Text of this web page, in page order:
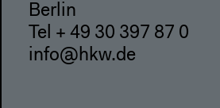
Berlin
Tel + 49 30 397 87 0
info@hkw.de